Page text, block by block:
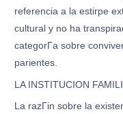
referencia a la estirpe
cultural y no ha
categorГ­a sobre
parientes.
LA INSTITUCION
La razГіn sobre la